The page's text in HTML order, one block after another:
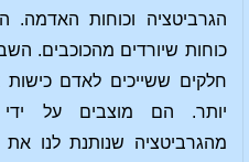
הגרביטציה וכוחות האדמה.
כוחות שיורדים מהכוכבים.
חלקים ששייכים לאדם
יותר. הם מוצבים על
מהגרביטציה שנותנת לנו